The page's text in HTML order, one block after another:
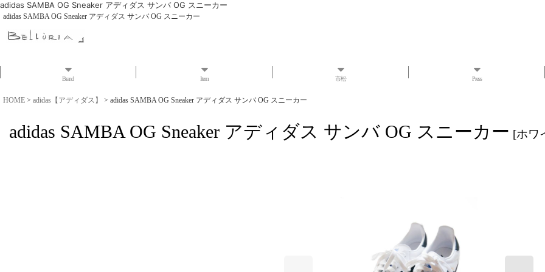
adidas SAMBA OG Sneaker アディダス サンバ OG スニーカー
adidas SAMBA OG Sneaker アディダス サンバ OG スニーカー
Brand Item 市松 Press
HOME > adidas【アディダス】 > adidas SAMBA OG Sneaker アディダス サンバ OG スニーカー
adidas SAMBA OG Sneaker アディダス サンバ OG スニーカー [ホワ